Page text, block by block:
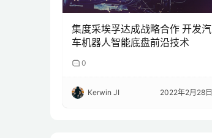
集度采埃孚达成战略合作 开发汽
车机器人智能底盘前沿技术
0
Kerwin JI 2022年2月28日